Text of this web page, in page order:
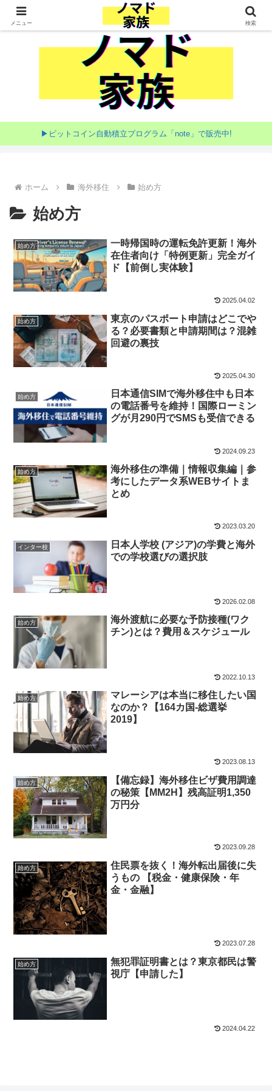
家族で目指す海外移住
▶ビットコイン自動積立プログラム「note」で販売中!
ホーム 海外移住 始め方
始め方
始め方
一時帰国時の運転免許更新！海外
在住者向け「特例更新」完全ガイ
ド【前倒し実体験】
2025.04.02
始め方
東京のパスポート申請はどこでや
る？必要書類と申請期間は？混雑
回避の裏技
2025.04.30
始め方
日本通信SIMで海外移住中も日本
の電話番号を維持！国際ローミン
グが月290円でSMSも受信できる
2024.09.23
始め方
海外移住の準備｜情報収集編｜参
考にしたデータ系WEBサイトま
とめ
2023.03.20
インター校
日本人学校 (アジア)の学費と海外
での学校選びの選択肢
2026.02.08
始め方
海外渡航に必要な予防接種(ワク
チン)とは？費用＆スケジュール
2022.10.13
始め方
マレーシアは本当に移住したい国
なのか？【164カ国-総選挙
2019】
2023.08.13
始め方
【備忘録】海外移住ビザ費用調達
の秘策【MM2H】残高証明1,350
万円分
2023.09.28
始め方
住民票を抜く！海外転出届後に失
うもの 【税金・健康保険・年
金・金融】
2023.07.28
始め方
無犯罪証明書とは？東京都民は警
視庁【申請した】
2024.04.22
メニュー 検索